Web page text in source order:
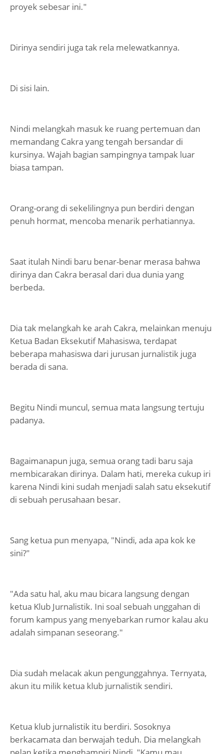
proyek sebesar ini."
Dirinya sendiri juga tak rela melewatkannya.
Di sisi lain.
Nindi melangkah masuk ke ruang pertemuan dan
memandang Cakra yang tengah bersandar di
kursinya. Wajah bagian sampingnya tampak luar
biasa tampan.
Orang-orang di sekelilingnya pun berdiri dengan
penuh hormat, mencoba menarik perhatiannya.
Saat itulah Nindi baru benar-benar merasa bahwa
dirinya dan Cakra berasal dari dua dunia yang
berbeda.
Dia tak melangkah ke arah Cakra, melainkan menuju
Ketua Badan Eksekutif Mahasiswa, terdapat
beberapa mahasiswa dari jurusan jurnalistik juga
berada di sana.
Begitu Nindi muncul, semua mata langsung tertuju
padanya.
Bagaimanapun juga, semua orang tadi baru saja
membicarakan dirinya. Dalam hati, mereka cukup iri
karena Nindi kini sudah menjadi salah satu eksekutif
di sebuah perusahaan besar.
Sang ketua pun menyapa, "Nindi, ada apa kok ke
sini?"
"Ada satu hal, aku mau bicara langsung dengan
ketua Klub Jurnalistik. Ini soal sebuah unggahan di
forum kampus yang menyebarkan rumor kalau aku
adalah simpanan seseorang."
Dia sudah melacak akun pengunggahnya. Ternyata,
akun itu milik ketua klub jurnalistik sendiri.
Ketua klub jurnalistik itu berdiri. Sosoknya
berkacamata dan berwajah teduh. Dia melangkah